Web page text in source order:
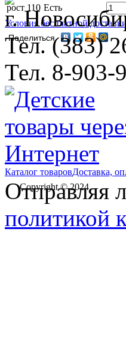
рост 110 Есть
Условия бесплатной
Поделиться
г.
Тел. (383)
Тел. 8-903-
Каталог товаровДоставка,
Copyright © 2024
Отправляя
политикой